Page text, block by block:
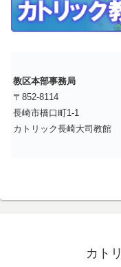
教区本部事務局
〒852-8114
長崎市橋口町1-1
カトリック長崎大司教館
カト